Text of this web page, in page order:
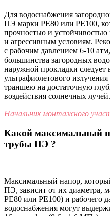
Для водоснабжения
ПЭ марки PE80 или PE100,
прочностью и
и агрессивным условиям.
с рабочим давлением 6-10
большинства загородных
наружной прокладки следует
ультрафиолетового
траншею на достаточную
воздействия солнечных лучей.
Начальник монтажного
Какой максимальный
трубы ПЭ ?
Максимальный напор,
ПЭ, зависит от их диаметра,
PE80 или PE100) и рабочего
водоснабжения могут